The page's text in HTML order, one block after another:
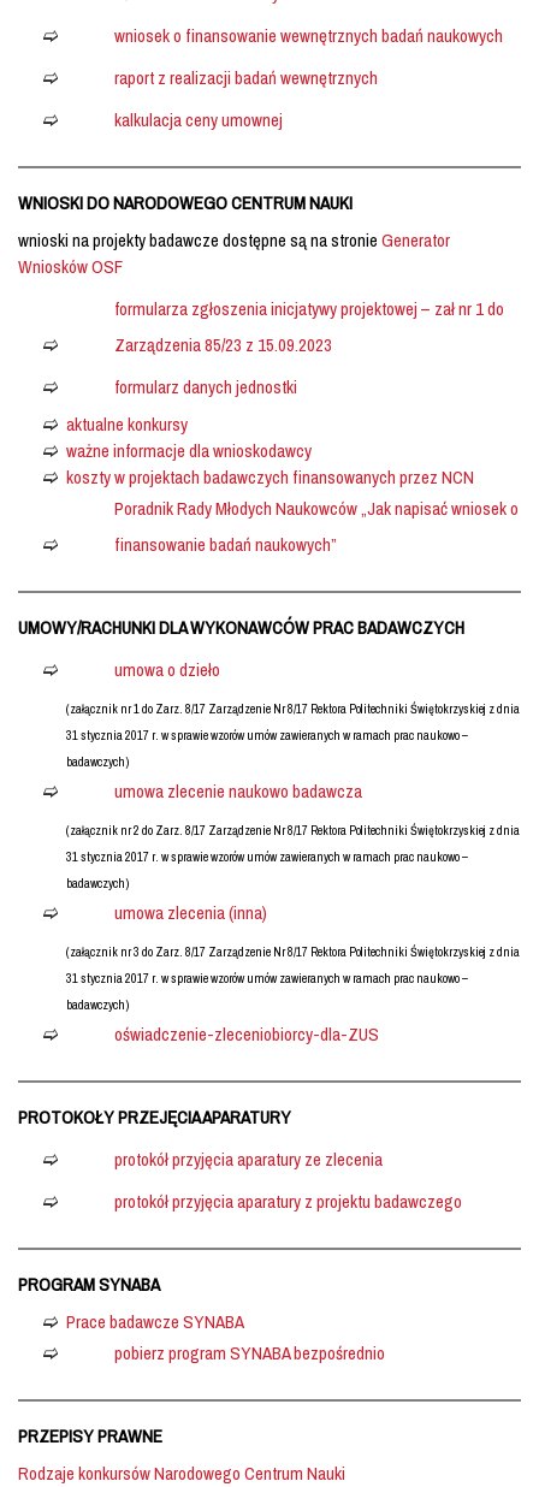
wniosek o finansowanie wewnętrznych badań naukowych
raport z realizacji badań wewnętrznych
kalkulacja ceny umownej
WNIOSKI DO NARODOWEGO CENTRUM NAUKI
wnioski na projekty badawcze dostępne są na stronieGenerator
Wniosków OSF
formularza zgłoszenia inicjatywy projektowej – zał nr 1 do
Zarządzenia 85/23 z 15.09.2023
formularz danych jednostki
aktualne konkursy
ważne informacje dla wnioskodawcy
koszty w projektach badawczych finansowanych przez NCN
Poradnik Rady Młodych Naukowców „Jak napisać wniosek o
finansowanie badań naukowych”
UMOWY/RACHUNKI DLA WYKONAWCÓW PRAC BADAWCZYCH
umowa o dzieło
(załącznik nr 1 do Zarz. 8/17 Zarządzenie Nr 8/17 Rektora Politechniki Świętokrzyskiej z dnia
31 stycznia 2017 r. w sprawie wzorów umów zawieranych w ramach prac naukowo –
badawczych)
umowa zlecenie naukowo badawcza
(załącznik nr 2 do Zarz. 8/17 Zarządzenie Nr 8/17 Rektora Politechniki Świętokrzyskiej z dnia
31 stycznia 2017 r. w sprawie wzorów umów zawieranych w ramach prac naukowo –
badawczych)
umowa zlecenia (inna)
(załącznik nr 3 do Zarz. 8/17 Zarządzenie Nr 8/17 Rektora Politechniki Świętokrzyskiej z dnia
31 stycznia 2017 r. w sprawie wzorów umów zawieranych w ramach prac naukowo –
badawczych)
oświadczenie-zleceniobiorcy-dla-ZUS
PROTOKOŁY PRZEJĘCIA APARATURY
protokół przyjęcia aparatury ze zlecenia
protokół przyjęcia aparatury z projektu badawczego
PROGRAM SYNABA
Prace badawcze SYNABA
pobierz program SYNABA bezpośrednio
PRZEPISY PRAWNE
Rodzaje konkursów Narodowego Centrum Nauki